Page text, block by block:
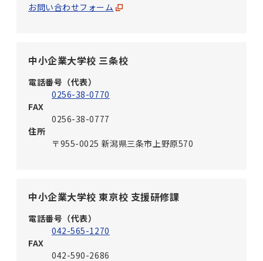
お問い合わせフォーム
中小企業大学校 三条校
電話番号（代表）
0256-38-0770
FAX
0256-38-0777
住所
〒955-0025 新潟県三条市上野原570
中小企業大学校 東京校 支援研修課
電話番号（代表）
042-565-1270
FAX
042-590-2686